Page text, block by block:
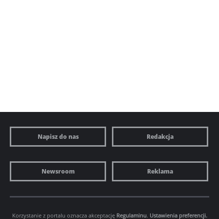
Napisz do nas Redakcja
Newsroom Reklama
Korzystanie z portalu oznacza akceptację Regulaminu. Ustawienia preferencji.